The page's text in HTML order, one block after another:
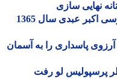
سازی
ببینید| فیلمی از عروسی و کارت عروسی اکبر عبدی سال 1365
پاسداری را به آسمان
لو رفت